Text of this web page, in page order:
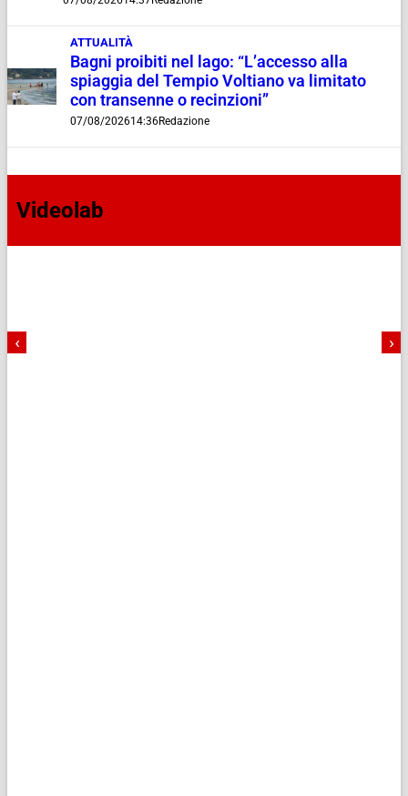
ATTUALITÀ
Bagni proibiti nel lago: “L’accesso alla
spiaggia del Tempio Voltiano va limitato
con transenne o recinzioni”
07/08/202614:36Redazione
Videolab
‹ ›